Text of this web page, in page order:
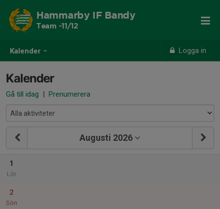
Kalender Logga in
Hammarby IF Bandy
Team -11/12
Kalender
Gå till idag | Prenumerera
Augusti 2026
1
Lör
2
Sön